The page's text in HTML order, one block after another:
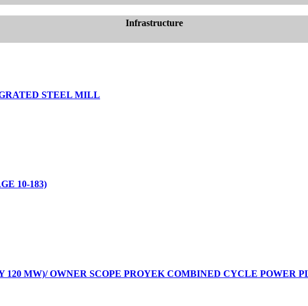
Infrastructure
STEEL MILL
10-183)
MW)/ OWNER SCOPE PROYEK COMBINED CYCLE POWER